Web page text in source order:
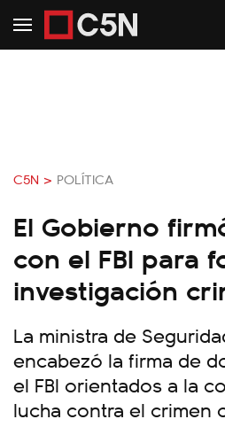
C5N > POLÍTICA
El Gobierno
con el FBI para
investigación
La ministra de
encabezó la firma de
el FBI orientados a la
lucha contra el crimen